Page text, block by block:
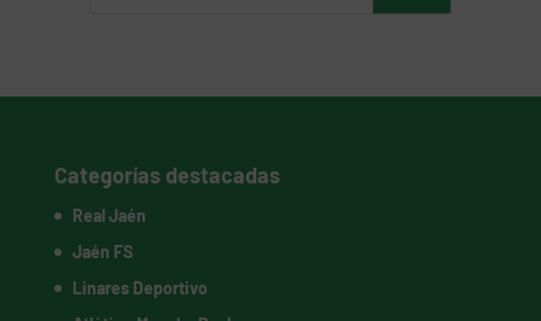
Categorías destacadas
Real Jaén
Jaén FS
Linares Deportivo